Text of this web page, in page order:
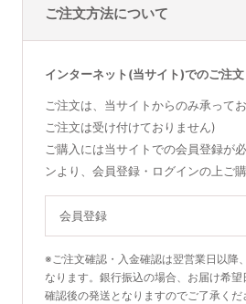
ご注文方法について
インターネット(当サイト)でのご注文
ご注文は、当サイトからのみ承って
ご注文は受け付けておりません)
ご購入には当サイトでの会員登録が
ンより、会員登録・ログインの上ご購
会員登録
※ご注文確認・入金確認は翌営業日以降
なります。銀行振込の場合、お届け希
確認後の発送となりますのでご了承くだ